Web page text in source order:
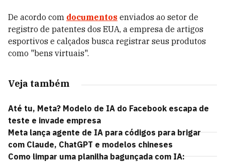
De acordo com documentos enviados ao setor de
registro de patentes dos EUA, a empresa de artigos
esportivos e calçados busca registrar seus produtos
como "bens virtuais".
Veja também
Até tu, Meta? Modelo de IA do Facebook escapa de
teste e invade empresa
Meta lança agente de IA para códigos para brigar
com Claude, ChatGPT e modelos chineses
Como limpar uma planilha bagunçada com IA: